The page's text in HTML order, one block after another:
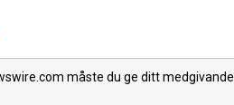
måste du ge ditt medgivande